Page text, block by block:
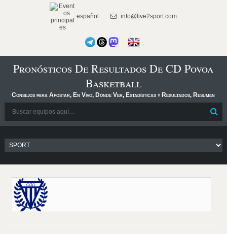
español info@live2sport.com
Pronósticos De Resultados De CD Povoa
Basketball
Consejos para Apostar, En Vivo, Dónde Ver, Estadísticas y Resultados, Resumen